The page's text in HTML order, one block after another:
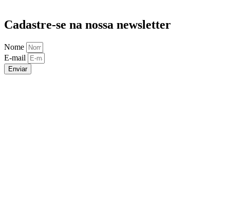
Cadastre-se na nossa newsletter
Nome
E-mail
Enviar